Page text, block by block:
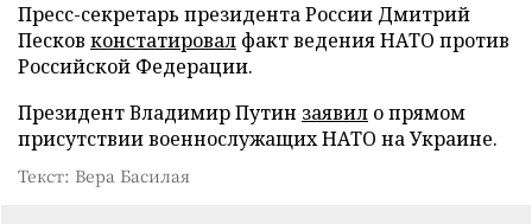
Пресс-секретарь президента России Дмитрий
Песков констатировал факт ведения НАТО против
Российской Федерации.
Президент Владимир Путин заявил о прямом
присутствии военнослужащих НАТО на Украине.
Текст: Вера Басилая